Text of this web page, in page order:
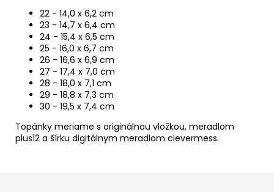
22 - 14,0 x 6,2 cm
23 - 14,7 x 6,4 cm
24 - 15,4 x 6,5 cm
25 - 16,0 x 6,7 cm
26 - 16,6 x 6,9 cm
27 - 17,4 x 7,0 cm
28 - 18,0 x 7,1 cm
29 - 18,8 x 7,3 cm
30 - 19,5 x 7,4 cm
Topánky meriame s originálnou vložkou, meradlom
plus12 a šírku digitálnym meradlom clevermess.
Z